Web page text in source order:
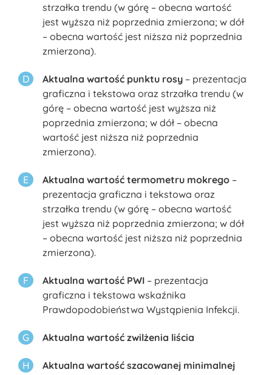
strzałka trendu (w górę – obecna wartość
jest wyższa niż poprzednia zmierzona; w dół
– obecna wartość jest niższa niż poprzednia
zmierzona).
Aktualna wartość punktu rosy – prezentacja
graficzna i tekstowa oraz strzałka trendu (w
górę – obecna wartość jest wyższa niż
poprzednia zmierzona; w dół – obecna
wartość jest niższa niż poprzednia
zmierzona).
Aktualna wartość termometru mokrego –
prezentacja graficzna i tekstowa oraz
strzałka trendu (w górę – obecna wartość
jest wyższa niż poprzednia zmierzona; w dół
– obecna wartość jest niższa niż poprzednia
zmierzona).
Aktualna wartość PWI – prezentacja
graficzna i tekstowa wskaźnika
Prawdopodobieństwa Wystąpienia Infekcji.
Aktualna wartość zwilżenia liścia
Aktualna wartość szacowanej minimalnej